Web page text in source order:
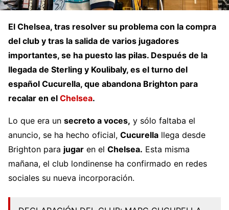
El Chelsea, tras resolver su problema con la compra
del club y tras la salida de varios jugadores
importantes, se ha puesto las pilas. Después de la
llegada de Sterling y Koulibaly, es el turno del
español Cucurella, que abandona Brighton para
recalar en el Chelsea.
Lo que era un secreto a voces, y sólo faltaba el
anuncio, se ha hecho oficial, Cucurella llega desde
Brighton para jugar en el Chelsea. Esta misma
mañana, el club londinense ha confirmado en redes
sociales su nueva incorporación.